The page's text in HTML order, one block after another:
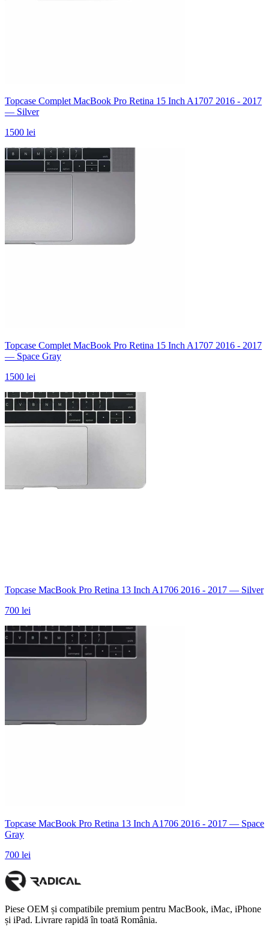
Topcase Complet MacBook Pro Retina 15 Inch A1707 2016 - 2017
— Silver
1500 lei
Topcase Complet MacBook Pro Retina 15 Inch A1707 2016 - 2017
— Space Gray
1500 lei
Topcase MacBook Pro Retina 13 Inch A1706 2016 - 2017 — Silver
700 lei
Topcase MacBook Pro Retina 13 Inch A1706 2016 - 2017 — Space
Gray
700 lei
Piese OEM și compatibile premium pentru MacBook, iMac, iPhone
și iPad. Livrare rapidă în toată România.